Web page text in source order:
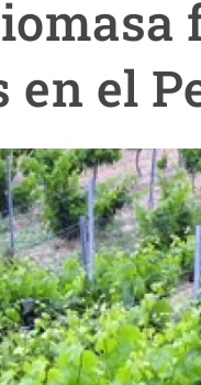
el
de ecosistemas
transversales
Actions